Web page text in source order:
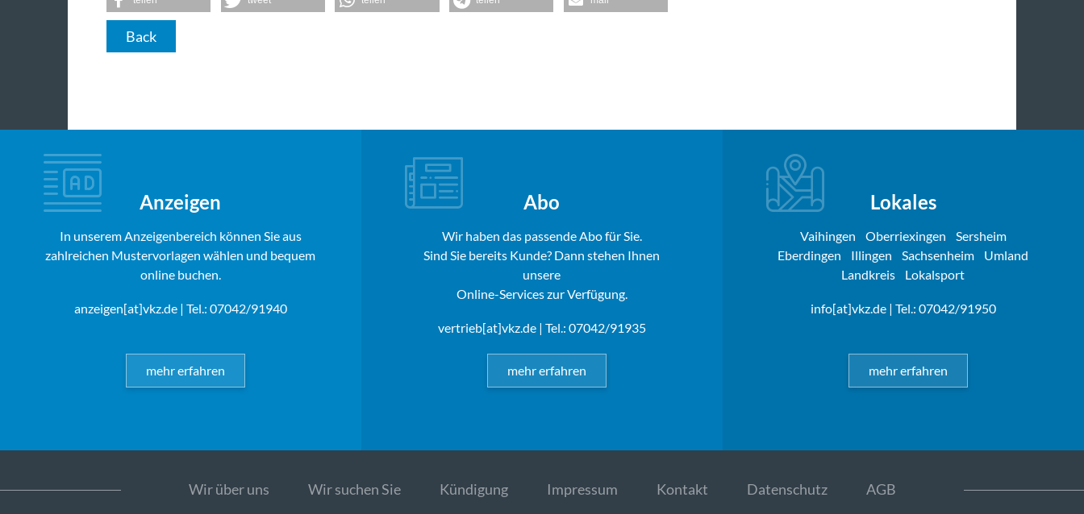
Back
Anzeigen
In unserem Anzeigenbereich können Sie aus
zahlreichen Mustervorlagen wählen und bequem
online buchen.
anzeigen[at]vkz.de| Tel.: 07042/91940
mehr erfahren
Abo
Wir haben das passende Abo für Sie.
Sind Sie bereits Kunde? Dann stehen Ihnen
unsere
Online-Services zur Verfügung.
vertrieb[at]vkz.de| Tel.: 07042/91935
mehr erfahren
Lokales
Vaihingen Oberriexingen
Sersheim
Eberdingen
Illingen Sachsenheim
Umland
Landkreis
Lokalsport
info[at]vkz.de| Tel.: 07042/91950
mehr erfahren
Wir über uns Wir suchen Sie Kündigung Impressum Kontakt Datenschutz AGB